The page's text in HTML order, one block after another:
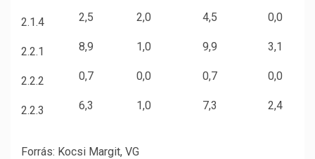
2.1.4 2,5 2,0 4,5 0,0
2.2.1 8,9 1,0 9,9 3,1
2.2.2 0,7 0,0 0,7 0,0
2.2.3 6,3 1,0 7,3 2,4
Forrás: Kocsi Margit, VG